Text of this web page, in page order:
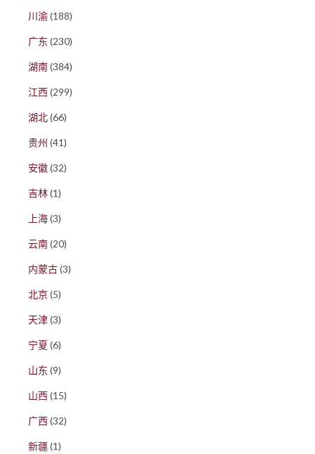
川渝(188)
广东 (230)
湖南(384)
江西(299)
湖北(66)
贵州 (41)
安徽(32)
吉林(1)
上海(3)
云南(20)
内蒙古(3)
北京(5)
天津(3)
宁夏 (6)
山东 (9)
山西(15)
广西(32)
新疆(1)